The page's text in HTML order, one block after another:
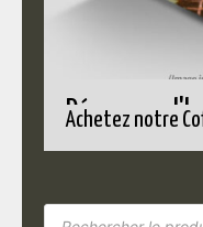
Découvrez
Achetez notre